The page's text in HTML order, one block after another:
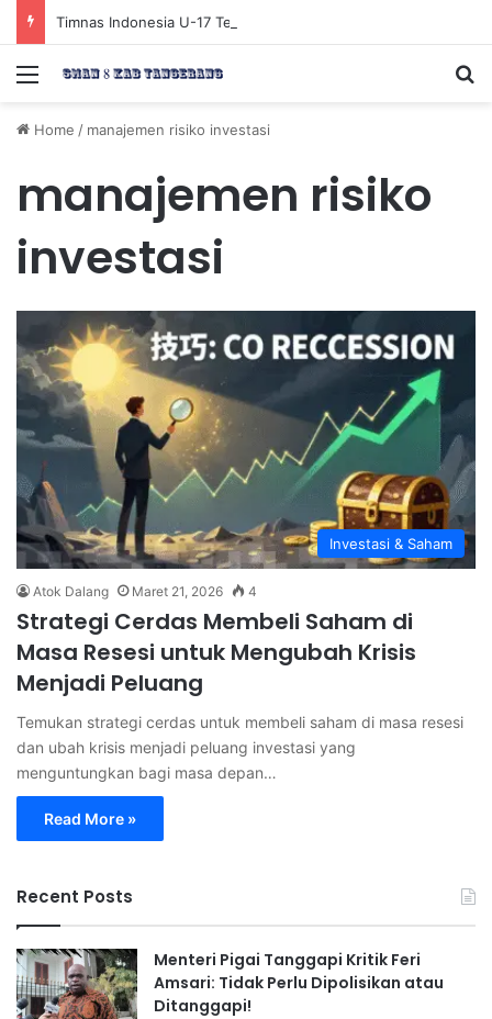
Menu
Home / manajemen risiko investasi
manajemen risiko
investasi
Investasi & Saham
Atok Dalang Maret 21, 2026 4
Strategi Cerdas Membeli Saham di
Masa Resesi untuk Mengubah Krisis
Menjadi Peluang
Temukan strategi cerdas untuk membeli saham di masa resesi
dan ubah krisis menjadi peluang investasi yang
menguntungkan bagi masa depan…
Read More »
Recent Posts
Menteri Pigai Tanggapi Kritik Feri
Amsari: Tidak Perlu Dipolisikan atau
Ditanggapi!